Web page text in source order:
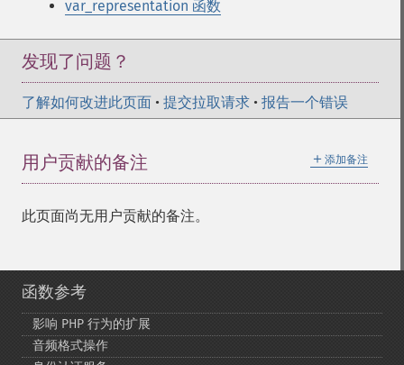
var_representation 函数
发现了问题？
了解如何改进此页面 • 提交拉取请求 • 报告一个错误
＋ 添加备注
用户贡献的备注
此页面尚无用户贡献的备注。
函数参考
影响 PHP 行为的扩展
音频格式操作